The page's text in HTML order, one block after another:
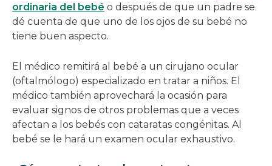
ordinaria del bebé o después de que un padre se
dé cuenta de que uno de los ojos de su bebé no
tiene buen aspecto.
El médico remitirá al bebé a un cirujano ocular
(oftalmólogo) especializado en tratar a niños. El
médico también aprovechará la ocasión para
evaluar signos de otros problemas que a veces
afectan a los bebés con cataratas congénitas. Al
bebé se le hará un examen ocular exhaustivo.